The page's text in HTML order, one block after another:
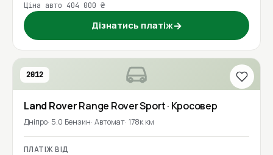
Ціна авто 404 000 ₴
Дізнатись платіж→
2012
Land RoverRange Rover Sport· Кросовер
Дніпро 5.0 Бензин Автомат 178к км
ПЛАТІЖ ВІД